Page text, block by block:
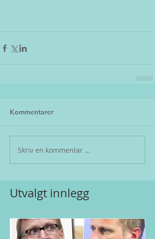
Kommentarer
Skriv en kommentar …
Utvalgt innlegg